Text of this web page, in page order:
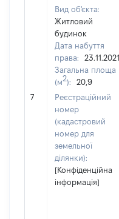
7
Вид об'єкта:
Житловий
будинок
Дата набуття
права:
23.11.2021
Загальна площа
(м2):
20,9
Реєстраційний
номер
(кадастровий
номер для
земельної
ділянки):
[Конфіденційна
інформація]